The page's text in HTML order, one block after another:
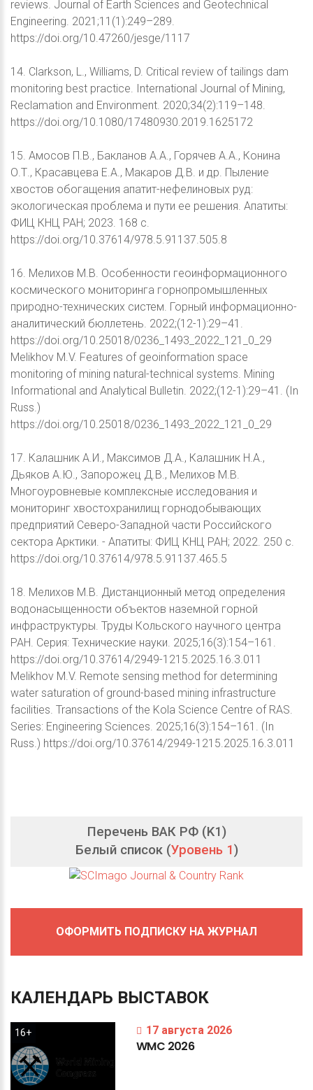
reviews. Journal of Earth Sciences and Geotechnical
Engineering. 2021;11(1):249–289.
https://doi.org/10.47260/jesge/1117
14. Clarkson, L., Williams, D. Critical review of tailings dam
monitoring best practice. International Journal of Mining,
Reclamation and Environment. 2020;34(2):119–148.
https://doi.org/10.1080/17480930.2019.1625172
15. Амосов П.В., Бакланов А.А., Горячев А.А., Конина
О.Т., Красавцева Е.А., Макаров Д.В. и др. Пыление
хвостов обогащения апатит-нефелиновых руд:
экологическая проблема и пути ее решения. Апатиты:
ФИЦ КНЦ РАН; 2023. 168 с.
https://doi.org/10.37614/978.5.91137.505.8
16. Мелихов М.В. Особенности геоинформационного
космического мониторинга горнопромышленных
природно-технических систем. Горный информационно-
аналитический бюллетень. 2022;(12-1):29–41.
https://doi.org/10.25018/0236_1493_2022_121_0_29
Melikhov M.V. Features of geoinformation space
monitoring of mining natural-technical systems. Mining
Informational and Analytical Bulletin. 2022;(12-1):29–41. (In
Russ.)
https://doi.org/10.25018/0236_1493_2022_121_0_29
17. Калашник А.И., Максимов Д.А., Калашник Н.А.,
Дьяков А.Ю., Запорожец Д.В., Мелихов М.В.
Многоуровневые комплексные исследования и
мониторинг хвостохранилищ горнодобывающих
предприятий Северо-Западной части Российского
сектора Арктики. - Апатиты: ФИЦ КНЦ РАН; 2022. 250 с.
https://doi.org/10.37614/978.5.91137.465.5
18. Мелихов М.В. Дистанционный метод определения
водонасыщенности объектов наземной горной
инфраструктуры. Труды Кольского научного центра
РАН. Серия: Технические науки. 2025;16(3):154–161.
https://doi.org/10.37614/2949-1215.2025.16.3.011
Melikhov M.V. Remote sensing method for determining
water saturation of ground-based mining infrastructure
facilities. Transactions of the Kоla Science Centre of RAS.
Series: Engineering Sciences. 2025;16(3):154–161. (In
Russ.) https://doi.org/10.37614/2949-1215.2025.16.3.011
Перечень ВАК РФ (K1)
Белый список (Уровень 1)
ОФОРМИТЬ ПОДПИСКУ НА ЖУРНАЛ
КАЛЕНДАРЬ ВЫСТАВОК
16+ 17 августа 2026
WMC 2026